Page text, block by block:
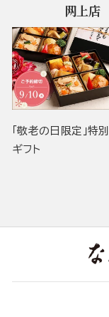
网上店
「敬老の日限定」特
ギフト